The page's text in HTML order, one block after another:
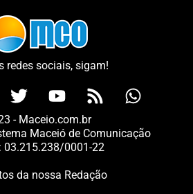
redes sociais, sigam!
- Maceio.com.br
Maceió de Comunicação
03.215.238/0001-22
da nossa Redação